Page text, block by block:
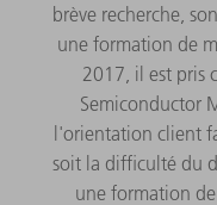
brève recherche,
une formation de
2017, il est pris
Semiconductor
l'orientation client
soit la difficulté du
une formation